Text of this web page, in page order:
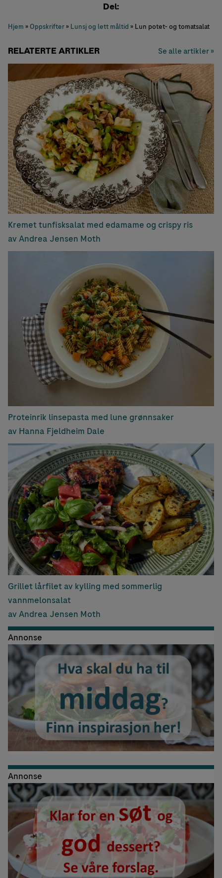
Del:
Hjem »Oppskrifter» Lunsj og lett måltid » Lun potet- og tomatsalat
RELATERTE ARTIKLER Se alle artikler »
Kremet tunfisksalat med edamame og crispy ris
av Andrea Jensen Moth
Proteinrik linsepasta med lune grønnsaker
av Hanna Fjeldheim Dale
Grillet lårfilet av kylling med sommerlig
vannmelonsalat
av Andrea Jensen Moth
Annonse
Annonse